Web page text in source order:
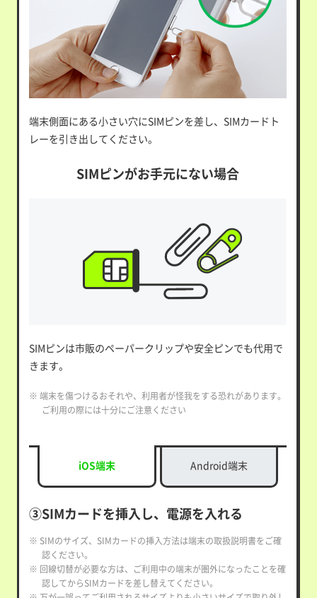
端末側面にある小さい穴にSIMピンを差し、SIMカードト
レーを引き出してください。
SIMピンがお手元にない場合
SIMピンは市販のペーパークリップや安全ピンでも代用で
きます。
※ 端末を傷つけるおそれや、利用者が怪我をする恐れがあります。
ご利用の際には十分にご注意ください
iOS端末 Android端末
③SIMカードを挿入し、電源を入れる
※ SIMのサイズ、SIMカードの挿入方法は端末の取扱説明書をご確
認ください。
※ 回線切替が必要な方は、ご利用中の端末が圏外になったことを確
認してからSIMカードを差し替えてください。